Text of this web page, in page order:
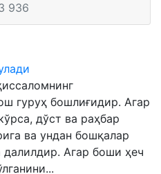
936
гуруҳ бошлиғидир. Агар
дўст ва раҳбар
ва ундан бошқалар
Агар боши ҳеч